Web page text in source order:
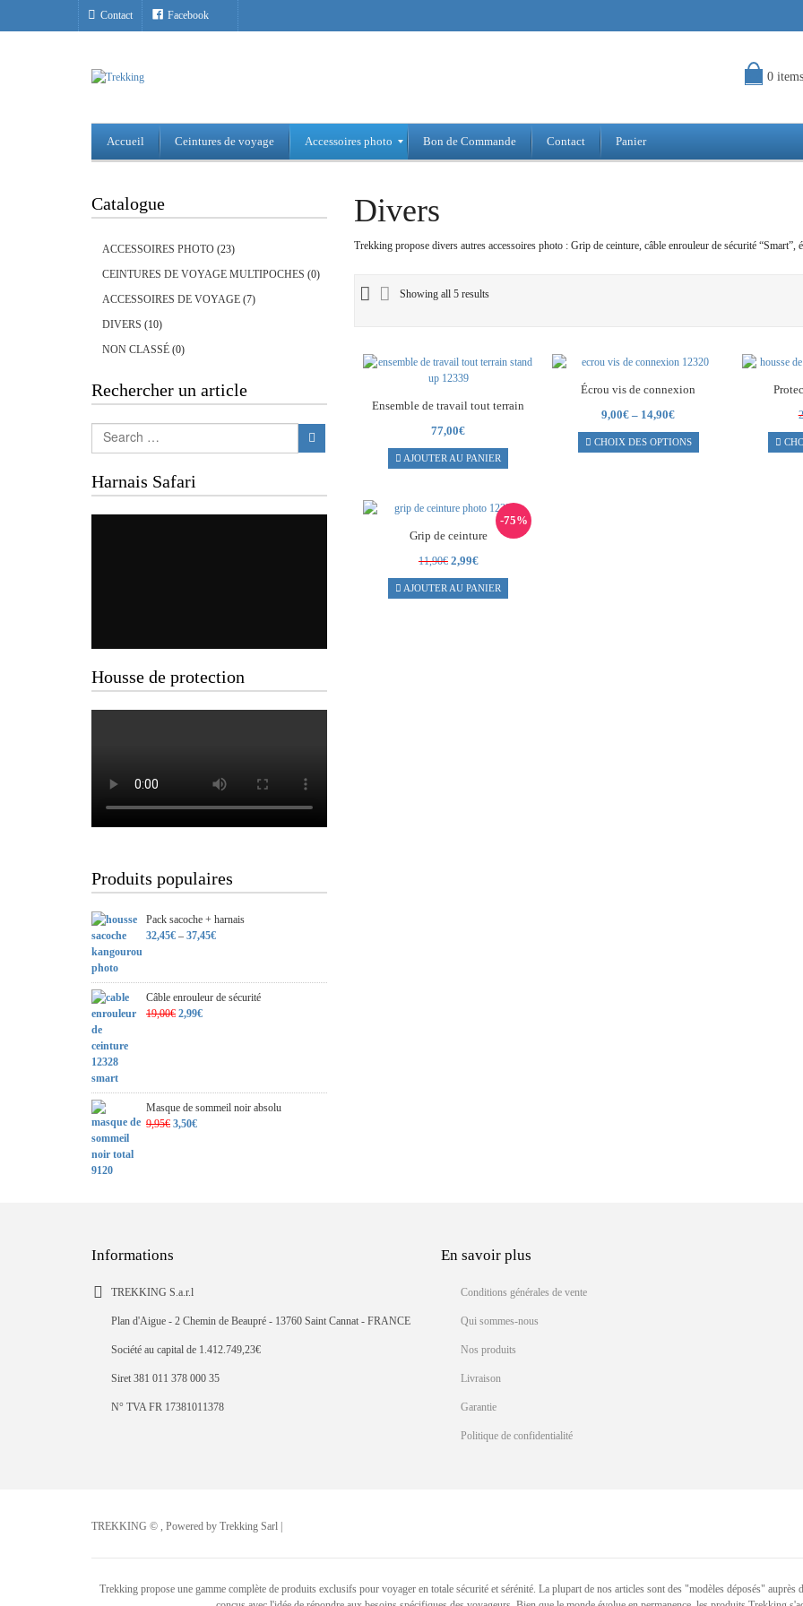
Contact Facebook
0
Accueil Ceintures de voyage Accessoires photo Bon de Commande Contact Panier
Catalogue
ACCESSOIRES PHOTO (23)
CEINTURES DE VOYAGE MULTIPOCHES (0)
ACCESSOIRES DE VOYAGE (7)
DIVERS (10)
NON CLASSÉ (0)
Rechercher un article
Harnais Safari
Housse de protection
Produits populaires
Pack sacoche + harnais
32,45€ – 37,45€
Câble enrouleur de sécurité
19,00€ Le
2,99€Le
Masque de sommeil noir absolu
9,95€ Le
3,50€Le
Divers
Trekking propose divers autres accessoires photo : Grip de ceinture, câble enrouleur de sécurité
Showing all 5 results
Ensemble de travail tout terrain
77,00€
AJOUTER AU PANIER
Écrou vis de connexion
9,00€ – 14,90€
CHOIX DES OPTIONS
Grip de ceinture
11,90€ Le
prix
initial
2,99€Le
prix
actuel
-75%
AJOUTER AU PANIER
Informations
TREKKING S.a.r.l
Plan d'Aigue - 2 Chemin de Beaupré - 13760 Saint Cannat - FRANCE
Société au capital de 1.412.749,23€
Siret 381 011 378 000 35
N° TVA FR 17381011378
En savoir plus
Conditions générales de vente
Qui sommes-nous
Nos produits
Livraison
Garantie
Politique de confidentialité
TREKKING © , Powered by Trekking Sarl |
Trekking propose une gamme complète de produits exclusifs pour voyager en totale sécurité et sérénité. La plupart de nos articles sont des "modèles déposés"